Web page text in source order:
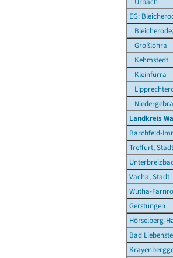
EG:
Großlohra
Kehmstedt
Kleinfurra
Niedergebra
Landkreis
Barchfeld-
Treffurt, Stadt
Vacha, Stadt
Wutha-
Gerstungen
Hörselberg-
Bad